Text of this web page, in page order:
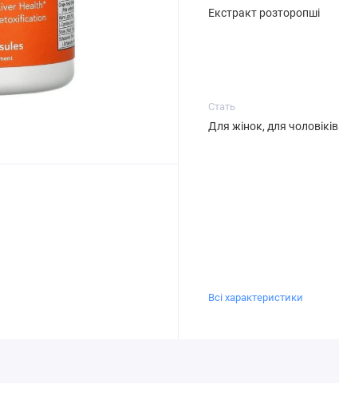
Екстракт розторопші
Стать
Для жінок, для чоловіків
Всі характеристики